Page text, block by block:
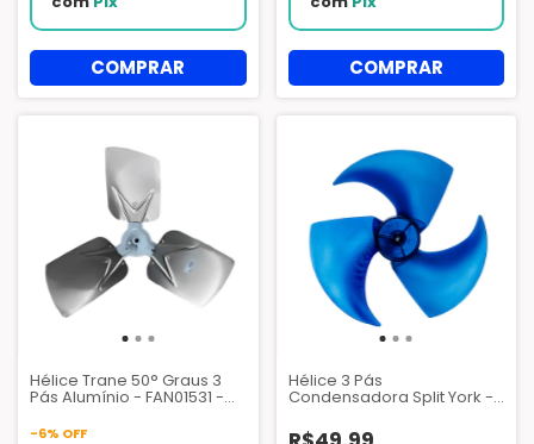
Hélice Trane 50° Graus 3
Pás Alumínio - FAN01531 -
-6% OFF
Hélice 3 Pás
Condensadora Split York -